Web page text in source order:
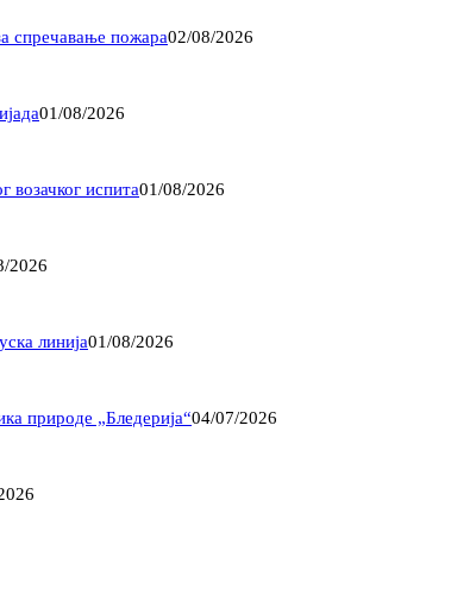
спречавање пожара02/08/2026
01/08/2026
возачког испита01/08/2026
2026
линија01/08/2026
природе „Бледерија“04/07/2026